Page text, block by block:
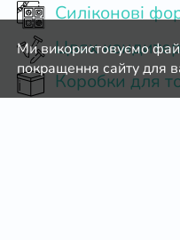
Силіконові
Цвях
Коробки для
Ми використовуємо
покращення сайту для